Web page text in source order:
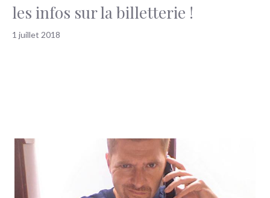
les infos sur la billetterie !
1 juillet 2018